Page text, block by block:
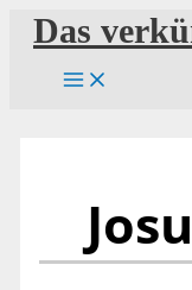
Zum
Inhalt
springen
Das